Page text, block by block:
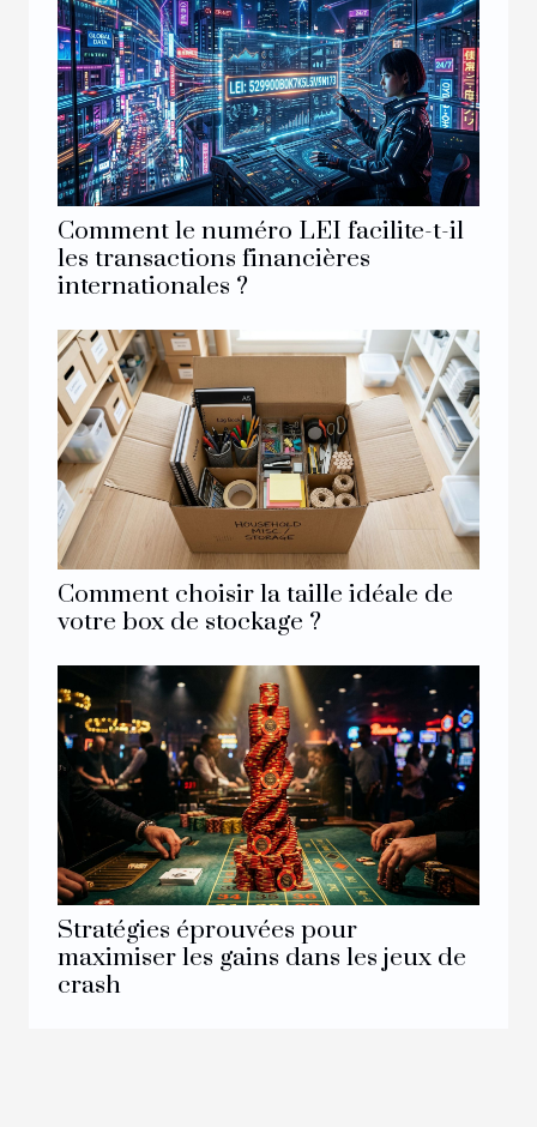
Comment le numéro LEI facilite-t-il
les transactions financières
internationales ?
Comment choisir la taille idéale de
votre box de stockage ?
Stratégies éprouvées pour
maximiser les gains dans les jeux de
crash